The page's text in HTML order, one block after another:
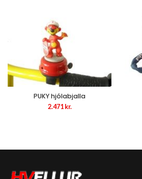
PUKY hjólabjalla
2.471 kr.